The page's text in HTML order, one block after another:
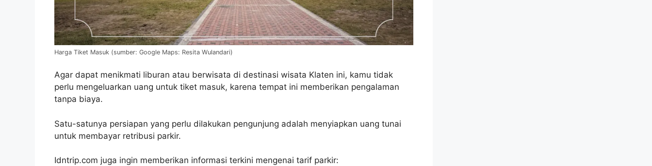
Harga Tiket Masuk (sumber: Google Maps: Resita Wulandari)
Agar dapat menikmati liburan atau berwisata di destinasi wisata Klaten ini, kamu tidak
perlu mengeluarkan uang untuk tiket masuk, karena tempat ini memberikan pengalaman
tanpa biaya.
Satu-satunya persiapan yang perlu dilakukan pengunjung adalah menyiapkan uang tunai
untuk membayar retribusi parkir.
Idntrip.com juga ingin memberikan informasi terkini mengenai tarif parkir: